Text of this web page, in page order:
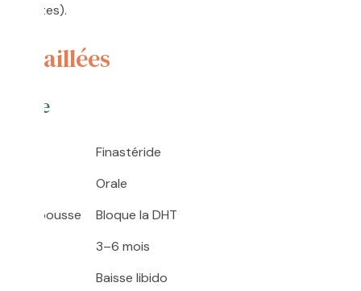
détaillées
Finastéride
Orale
repousse
Bloque la DHT
3–6 mois
Baisse libido